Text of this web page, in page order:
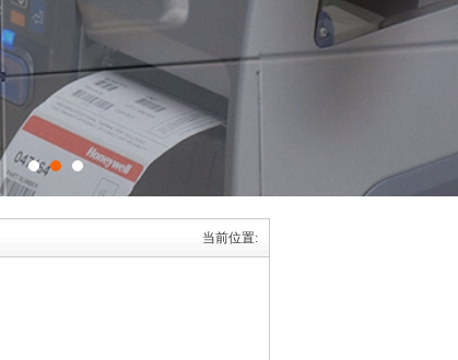
当前位置: